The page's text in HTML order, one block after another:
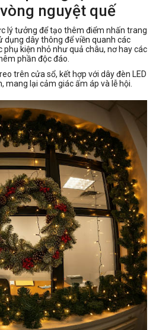
nguyệt quế
lý tưởng để tạo thêm điểm nhấn trang
dụng dây thông để viền quanh các
phụ kiện nhỏ như quả châu, nơ hay các
phần độc đáo.
trên cửa sổ, kết hợp với dây đèn LED
mang lại cảm giác ấm áp và lễ hội.